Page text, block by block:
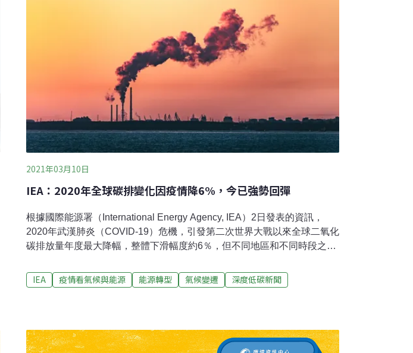
2021年03月10日
IEA：2020年全球碳排變化因疫情降6%，今已強勢回彈
根據國際能源署（International Energy Agency, IEA）2日發表的資訊，
2020年武漢肺炎（COVID-19）危機，引發第二次世界大戰以來全球二氧化
碳排放量年度最大降幅，整體下滑幅度約6％，但不同地區和不同時段之間
據顯示：去年12月全球碳排放量 比前年同期高2％全球碳排放量在去年4月
份觸及低點後強勁反彈，並在12月超過2019年的水準。最新數據顯示，
策與措施。現在，許多經濟體的排放量都超過了危機前的水準。
IEA 疫情看氣候與能源 能源轉型 氣候變遷 深度低碳新聞